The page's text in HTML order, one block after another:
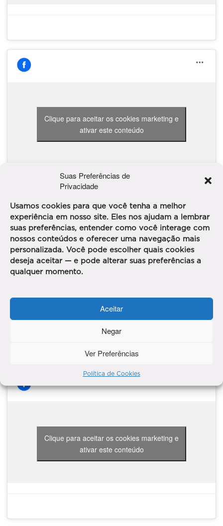
Suas Preferências de
Privacidade
Usamos cookies para que você tenha a melhor
experiência em nosso site. Eles nos ajudam a lembrar
suas preferências, entender como você interage com
nossos conteúdos e oferecer uma navegação mais
personalizada. Você pode escolher quais cookies
deseja aceitar — e pode alterar suas preferências a
qualquer momento.
Aceitar
Negar
Ver Preferências
Política de Cookies
Clique para aceitar os cookies marketing e
ativar este conteúdo
Clique para aceitar os cookies marketing e
ativar este conteúdo